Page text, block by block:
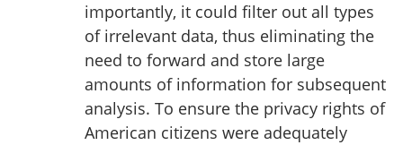
importantly, it could filter out all types
of irrelevant data, thus eliminating the
need to forward and store large
amounts of information for subsequent
analysis. To ensure the privacy rights of
American citizens were adequately